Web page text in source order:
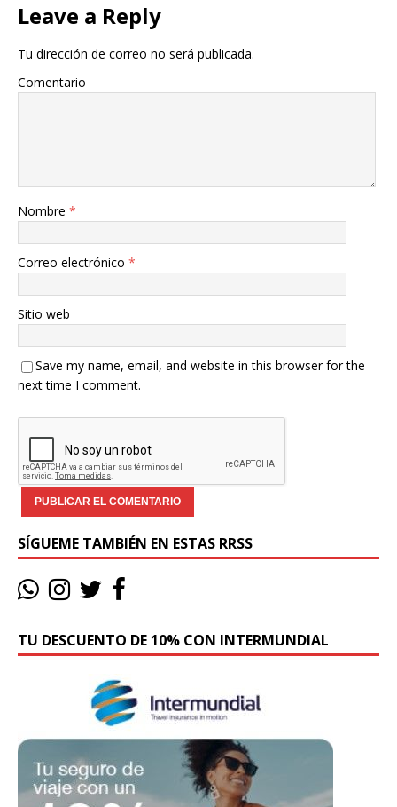
Leave a Reply
Tu dirección de correo no será publicada.
Comentario
Nombre *
Correo electrónico *
Sitio web
Save my name, email, and website in this browser for the
next time I comment.
SÍGUEME TAMBIÉN EN ESTAS RRSS
TU DESCUENTO DE 10% CON INTERMUNDIAL